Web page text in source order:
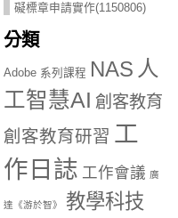
礙標章申請實作(1150806)
分類
Adobe 系列課程 NAS 人
工智慧AI 創客教育
創客教育研習 工
作日誌 工作會議 廣
達《游於智》
教學科技